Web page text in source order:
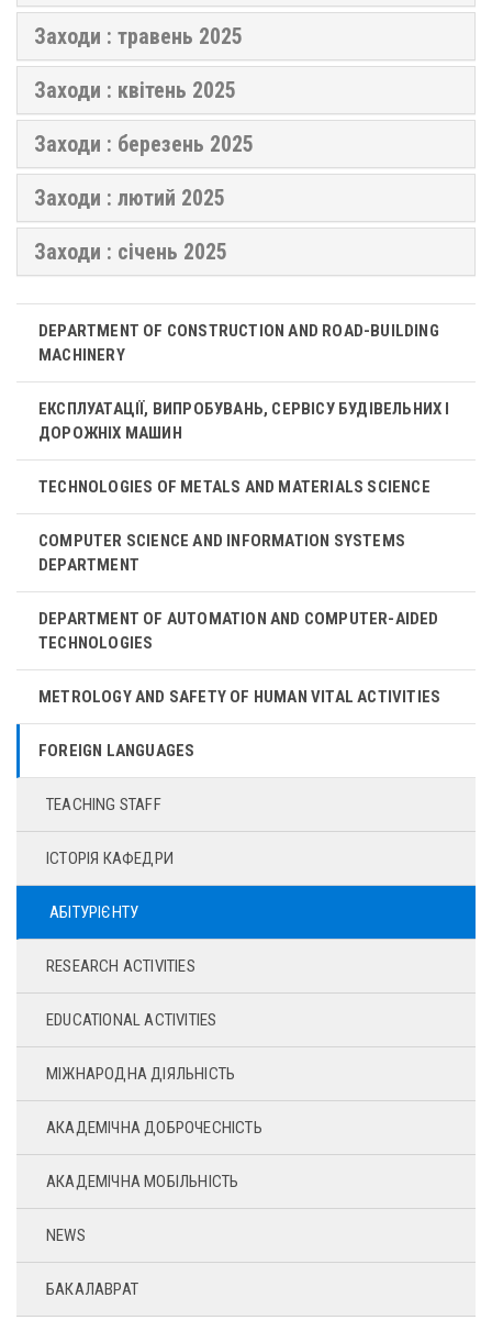
Заходи : травень 2025
Заходи : квітень 2025
Заходи : березень 2025
Заходи : лютий 2025
Заходи : січень 2025
DEPARTMENT OF CONSTRUCTION AND ROAD-BUILDING
MACHINERY
ЕКСПЛУАТАЦІЇ, ВИПРОБУВАНЬ, СЕРВІСУ БУДІВЕЛЬНИХ І
ДОРОЖНІХ МАШИН
TECHNOLOGIES OF METALS AND MATERIALS SCIENCE
COMPUTER SCIENCE AND INFORMATION SYSTEMS
DEPARTMENT
DEPARTMENT OF AUTOMATION AND COMPUTER-AIDED
TECHNOLOGIES
METROLOGY AND SAFETY OF HUMAN VITAL ACTIVITIES
FOREIGN LANGUAGES
TEACHING STAFF
ІСТОРІЯ КАФЕДРИ
АБІТУРІЄНТУ
RESEARCH ACTIVITIES
EDUCATIONAL ACTIVITIES
МІЖНАРОДНА ДІЯЛЬНІСТЬ
АКАДЕМІЧНА ДОБРОЧЕСНІСТЬ
АКАДЕМІЧНА МОБІЛЬНІСТЬ
NEWS
БАКАЛАВРАТ